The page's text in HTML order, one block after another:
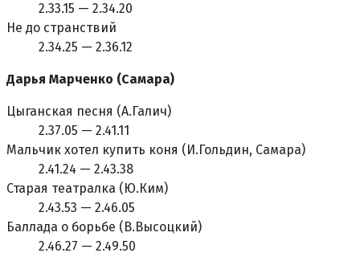
2.33.15 — 2.34.20
Hе до странствий
2.34.25 — 2.36.12
Дарья Марченко (Самара)
Цыганская песня (А.Галич)
2.37.05 — 2.41.11
Мальчик хотел купить коня (И.Гольдин, Самара)
2.41.24 — 2.43.38
Старая театралка (Ю.Ким)
2.43.53 — 2.46.05
Баллада о борьбе (В.Высоцкий)
2.46.27 — 2.49.50